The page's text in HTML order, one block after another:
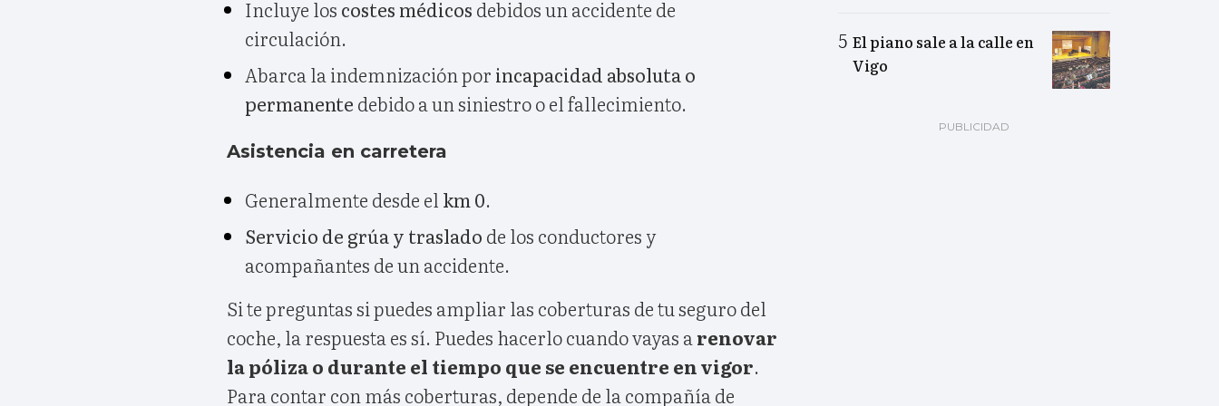
Incluye los costes médicos debidos un accidente de
circulación.
Abarca la indemnización por incapacidad absoluta o
permanente debido a un siniestro o el fallecimiento.
Asistencia en carretera
Generalmente desde el km 0.
Servicio de grúa y traslado de los conductores y
acompañantes de un accidente.
Si te preguntas si puedes ampliar las coberturas de tu seguro del
coche, la respuesta es sí. Puedes hacerlo cuando vayas a renovar
la póliza o durante el tiempo que se encuentre en vigor.
Para contar con más coberturas, depende de la compañía de
El piano sale a la calle en
Vigo